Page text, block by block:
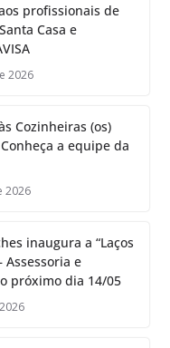
profissionais de
Casa e
2026
Cozinheiras (os)
a equipe da
2026
inaugura a “Laços
Assessoria e
próximo dia 14/05